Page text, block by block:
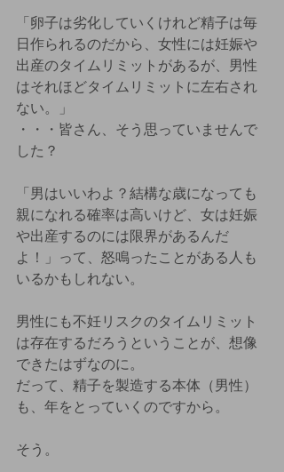
「卵子は劣化していくけれど精子は毎
日作られるのだから、女性には妊娠や
出産のタイムリミットがあるが、男性
はそれほどタイムリミットに左右され
ない。」
・・・皆さん、そう思っていませんで
した？
「男はいいわよ？結構な歳になっても
親になれる確率は高いけど、女は妊娠
や出産するのには限界があるんだ
よ！」って、怒鳴ったことがある人も
いるかもしれない。
男性にも不妊リスクのタイムリミット
は存在するだろうということが、想像
できたはずなのに。
だって、精子を製造する本体（男性）
も、年をとっていくのですから。
そう。